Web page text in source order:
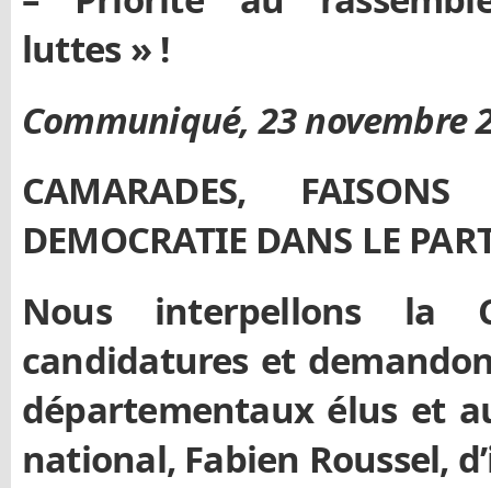
luttes » !
Communiqué, 23 novembre
CAMARADES, FAISONS
DEMOCRATIE DANS LE
Nous interpellons la
candidatures et
départementaux élus et
national, Fabien Roussel,